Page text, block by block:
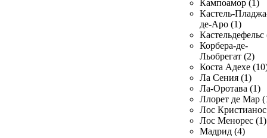
Кампоамор (1)
Кастель-
де-Аро (1)
Кастельдефельс
Корбера-де-
Льобрегат (2)
Коста Адехе
Ла Сения (1)
Ла-Оротава (1)
Ллорет де Мар
Лос
Лос Менорес (1)
Мадрид (4)